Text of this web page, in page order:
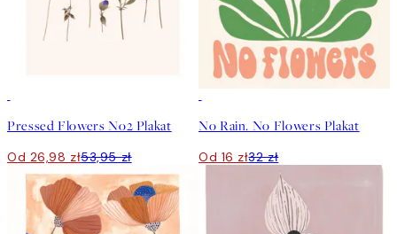
Pressed Flowers No2 Plakat
Od 26,98 zł53,95 zł
No Rain. No Flowers Plakat
Od 16 zł32 zł